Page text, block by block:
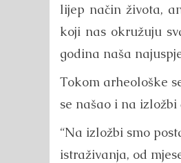
lijep način života,
koji nas okružuju
godina naša
Tokom arheološke
se našao i na
“Na izložbi smo
istraživanja, od